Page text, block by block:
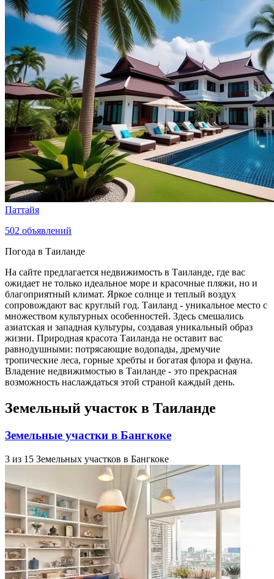
Паттайя
502 объявлений
Погода в Таиланде
На сайте предлагается недвижимость в Таиланде, где вас
ожидает не только идеальное море и красочные пляжи, но и
благоприятный климат. Яркое солнце и теплый воздух
сопровождают вас круглый год. Таиланд - уникальное место с
множеством культурных особенностей. Здесь смешались
азиатская и западная культуры, создавая уникальный образ
жизни. Природная красота Таиланда не оставит вас
равнодушными: потрясающие водопады, дремучие
тропические леса, горные хребты и богатая флора и фауна.
Владение недвижимостью в Таиланде - это прекрасная
возможность наслаждаться этой страной каждый день.
Земельный участок в Таиланде
Земельные участки в Бангкоке
3 из 15 Земельных участков в Бангкоке